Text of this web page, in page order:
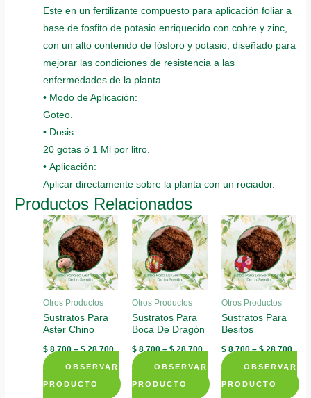
Este en un fertilizante compuesto para aplicación foliar a
base de fosfito de potasio enriquecido con cobre y zinc,
con un alto contenido de fósforo y potasio, diseñado para
mejorar las condiciones de resistencia a las
enfermedades de la planta.
• Modo de Aplicación:
Goteo.
• Dosis:
20 gotas ó 1 Ml por litro.
• Aplicación:
Aplicar directamente sobre la planta con un rociador.
Productos Relacionados
Otros Productos
Sustratos Para
Aster Chino
$ 8.700–$28.700
OBSERVAR
PRODUCTO
Otros Productos
Sustratos Para
Boca De Dragón
$ 8.700–$28.700
OBSERVAR
PRODUCTO
Otros Productos
Sustratos Para
Besitos
$8.700–$28.700
OBSERVAR
PRODUCTO